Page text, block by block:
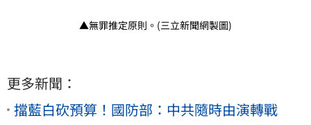
▲無罪推定原則。(三立新聞網製圖)
更多新聞：
擋藍白砍預算！國防部：中共隨時由演轉戰